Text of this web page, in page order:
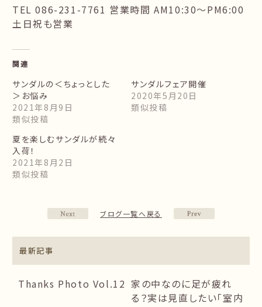
TEL 086-231-7761 営業時間 AM10:30〜PM6:00
土日祝も営業
関連
サンダルの＜ちょっとした
＞お悩み
2021年8月9日
類似投稿
サンダルフェア開催
2020年5月20日
類似投稿
夏を楽しむサンダルが続々
入荷！
2021年8月2日
類似投稿
ブログ一覧へ戻る
最新記事
Thanks Photo Vol.12 家の中なのに足が疲れ
る？実は見直したい「室内